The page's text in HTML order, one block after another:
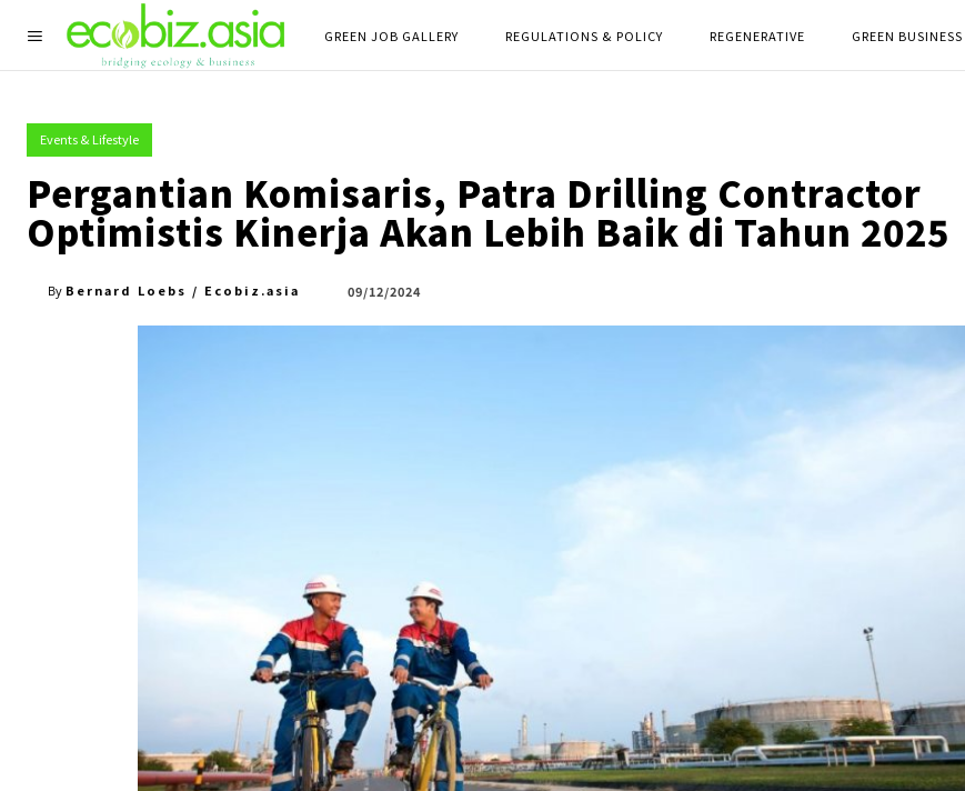
GREEN JOB GALLERY REGULATIONS & POLICY REGENERATIVE GREEN BUSINESS
Events & Lifestyle
Pergantian Komisaris, Patra Drilling Contractor
Optimistis Kinerja Akan Lebih Baik di Tahun 2025
By Bernard Loebs / Ecobiz.asia 09/12/2024